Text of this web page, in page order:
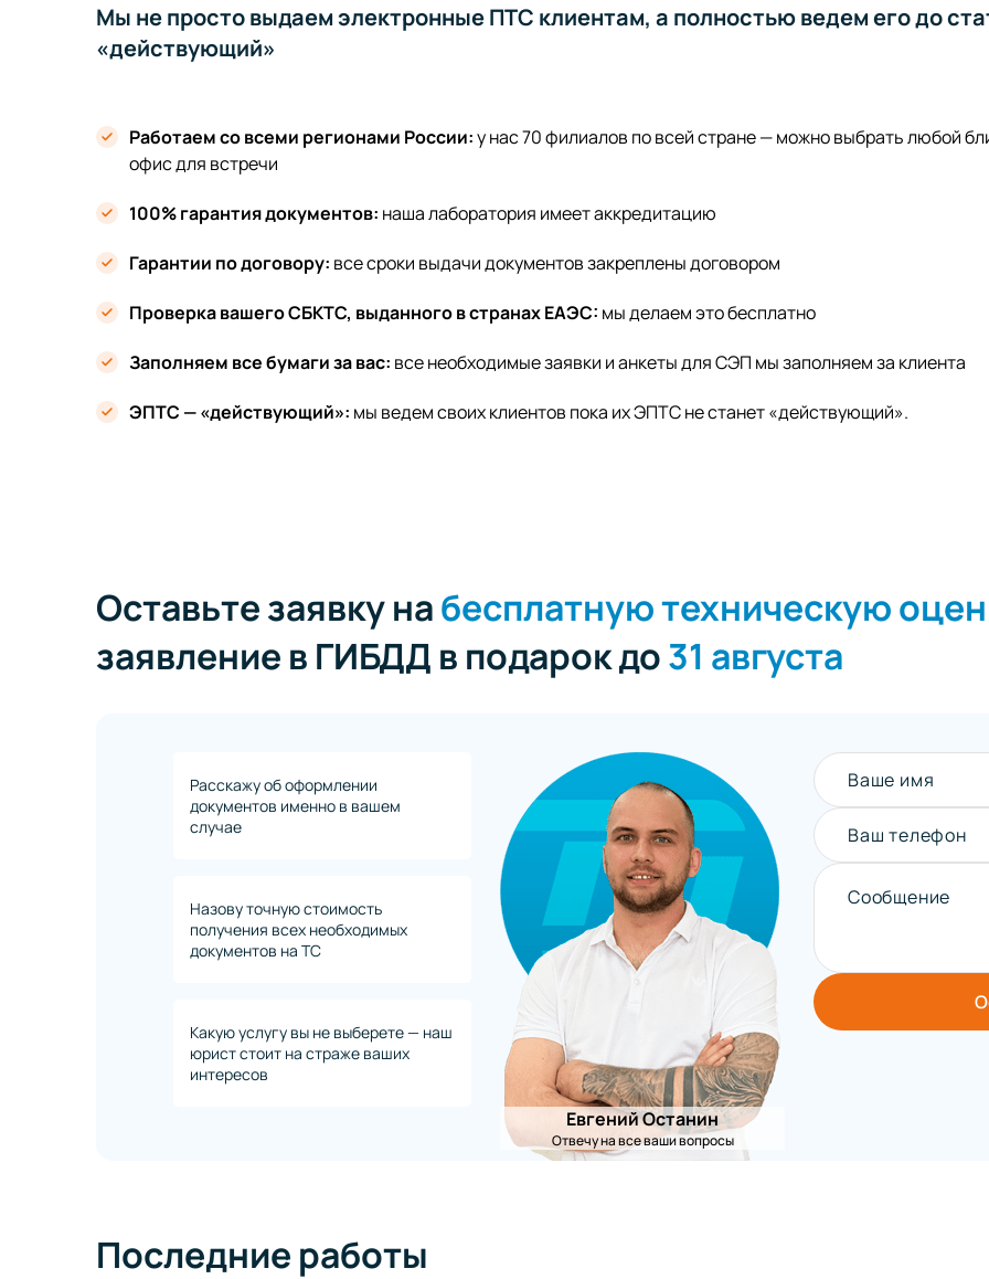
Мы не просто выдаем электронные ПТС клиентам, а полностью ведем его до
«действующий»
Работаем со всеми регионами России:у нас 70 филиалов по всей стране — можно выбрать любой
офис для встречи
100% гарантия документов: наша лаборатория имеет аккредитацию
Гарантии по договору: все сроки выдачи документов закреплены договором
Проверка вашего СБКТС, выданного в странах ЕАЭС: мы делаем это бесплатно
Заполняем все бумаги за вас: все необходимые заявки и анкеты для СЭП мы заполняем за клиента
ЭПТС — «действующий»: мы ведем своих клиентов пока их ЭПТС не станет «действующий».
Оставьте заявку набесплатную техническую
заявление в ГИБДД в подарок до31 августа
Расскажу об оформлении
документов именно в вашем
случае
Назову точную стоимость
получения всех необходимых
документов на ТС
Какую услугу вы не выберете — наш
юрист стоит на страже ваших
интересов
Евгений Останин
Отвечу на все ваши вопросы
Ваше имя
Ваш телефон
Сообщение
Последние работы